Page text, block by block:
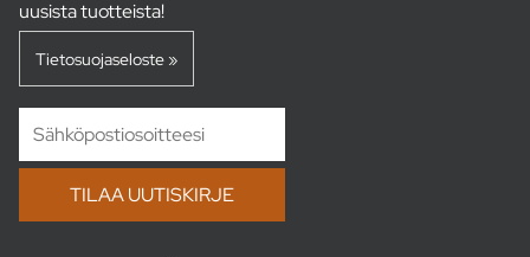
uusista tuotteista!
Tietosuojaseloste »